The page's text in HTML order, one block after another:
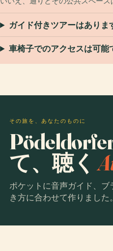
ガイド付きツアーはありま
車椅子でのアクセスは可能
その旅を、あなたのものに
て、聴く
ポケットに音声ガイド、
き方に合わせて作りました。